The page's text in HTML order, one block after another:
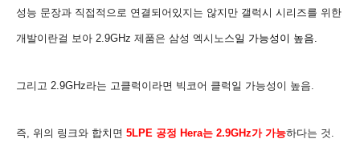
성능 문장과 직접적으로 연결되어있지는 않지만 갤럭시 시리즈를 위한
개발이란걸 보아 2.9GHz 제품은 삼성 엑시노스일 가능성이 높음.
그리고 2.9GHz라는 고클럭이라면 빅코어 클럭일 가능성이 높음.
즉, 위의 링크와 합치면 5LPE 공정 Hera는 2.9GHz가 가능하다는 것.